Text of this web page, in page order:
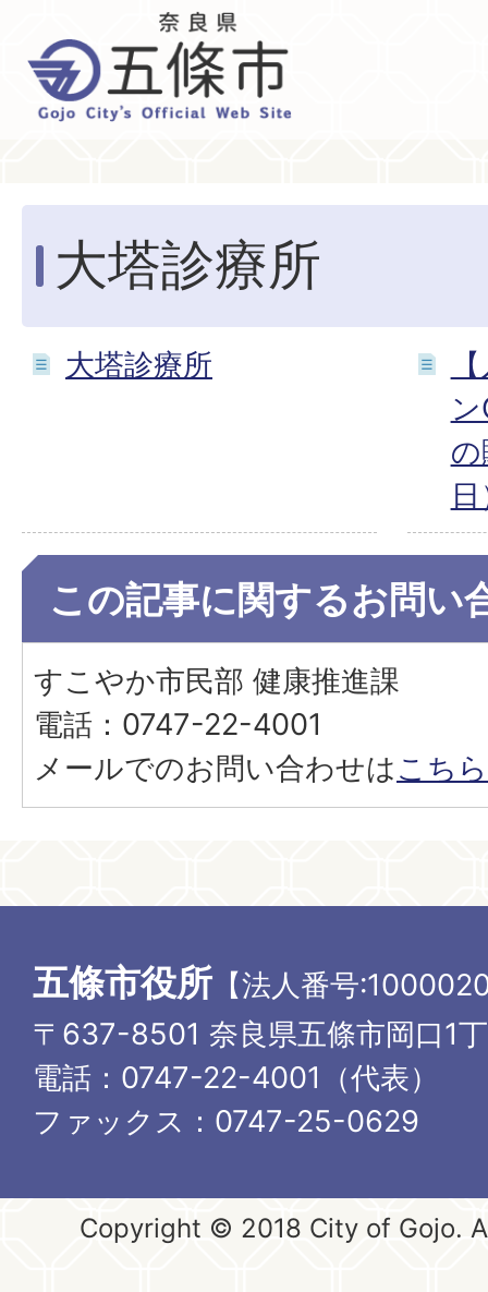
大塔診療所
大塔診療所
この記事に関するお問い
すこやか市民部 健康推進課
電話：0747-22-4001
メールでのお問い合わせはこちら
五條市役所 【法人番号
〒637-8501 奈良県五條市岡口1
電話：0747-22-4001（代表）
ファックス：0747-25-0629
Copyright © 2018 City of Gojo.